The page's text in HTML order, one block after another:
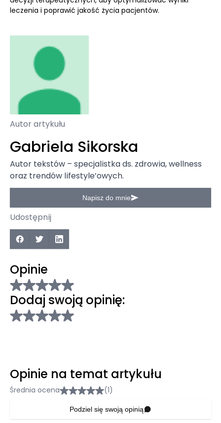
leczenia i poprawić jakość życia pacjentów.
Autor artykułu
Gabriela Sikorska
Autor tekstów – specjalistka ds. zdrowia, wellness
oraz trendów lifestyle’owych.
Napisz do mnie
Udostępnij
Opinie
Dodaj swoją opinię:
Opinie na temat artykułu
Średnia ocena (1)
Podziel się swoją opinią